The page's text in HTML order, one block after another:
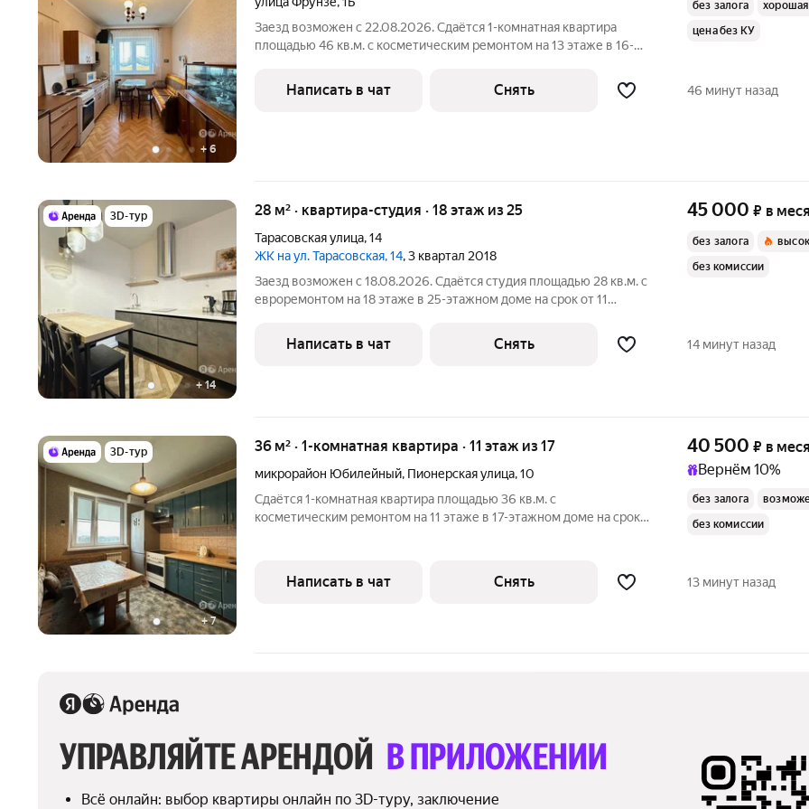
+ 6
Заезд возможен с 22.08.2026. Сдаётся 1-комнатная квартира
площадью 46 кв.м. с косметическим ремонтом на 13 этаже в 16-
Духовой шкаф Стиральная машина Холодильник Кондиционер
без залога
цена без КУ
Написать в чат Снять 46 минут назад
3D-тур
+14
28 м² · квартира-студия · 18 этаж из 25
Тарасовская улица,14
ЖК на ул. Тарасовская, 14, 3 квартал 2018
Заезд возможен с 18.08.2026. Сдаётся студия площадью 28 кв.м. с
евроремонтом на 18 этаже в 25-этажном доме на срок от 11
машина Холодильник Дом - монолитный, окна выходят во двор. В
45 000 ₽ в
без залога
без комиссии
Написать в чат Снять 14 минут назад
3D-тур
+7
36 м² · 1-комнатная квартира · 11 этаж из 17
микрорайон Юбилейный, Пионерская улица,10
Сдаётся 1-комнатная квартира площадью 36 кв.м. с
косметическим ремонтом на 11 этаже в 17-этажном доме на срок
40 500 ₽ в
Вернём 10%
без залога
без комиссии
Написать в чат Снять 13 минут назад
УПРАВЛЯЙТЕ АРЕНДОЙ В ПРИЛОЖЕНИИ
Всё онлайн: выбор квартиры онлайн по 3D-туру, заключение